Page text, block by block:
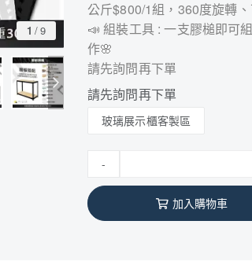
1 /9
公斤$800/1組，360度旋轉
📣 組裝工具 : 一支膠槌即可
作🌸
請先詢問再下單
請先詢問再下單
玻璃展示櫃客製區
-
加入購物車